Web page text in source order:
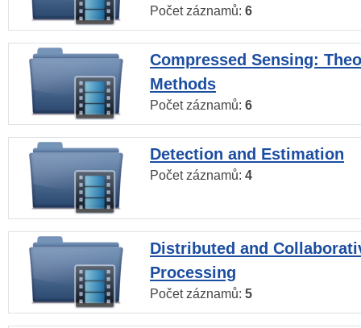
Počet záznamů: 6
Compressed Sensing:
Methods
Počet záznamů: 6
Detection and Estimation
Počet záznamů: 4
Distributed and
Processing
Počet záznamů: 5